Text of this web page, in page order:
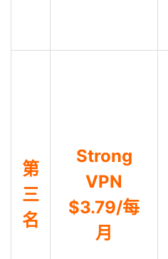
第
三
名
Strong
VPN
$3.79/每
月